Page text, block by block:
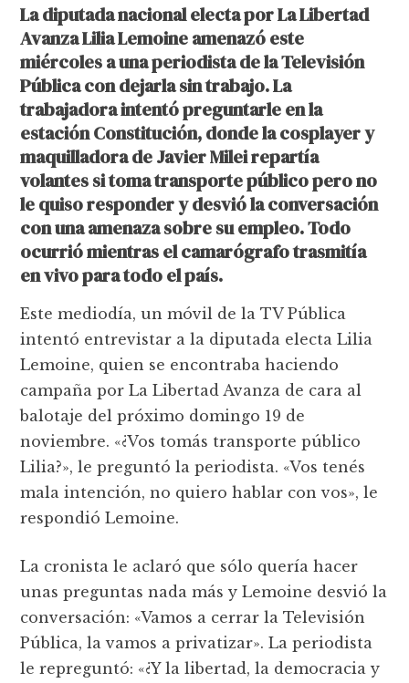
La diputada nacional electa por La Libertad
Avanza Lilia Lemoine amenazó este
miércoles a una periodista de la Televisión
Pública con dejarla sin trabajo. La
trabajadora intentó preguntarle en la
estación Constitución, donde la cosplayer y
maquilladora de Javier Milei repartía
volantes si toma transporte público pero no
le quiso responder y desvió la conversación
con una amenaza sobre su empleo. Todo
ocurrió mientras el camarógrafo trasmitía
en vivo para todo el país.
Este mediodía, un móvil de la TV Pública
intentó entrevistar a la diputada electa Lilia
Lemoine, quien se encontraba haciendo
campaña por La Libertad Avanza de cara al
balotaje del próximo domingo 19 de
noviembre. «¿Vos tomás transporte público
Lilia?», le preguntó la periodista. «Vos tenés
mala intención, no quiero hablar con vos», le
respondió Lemoine.
La cronista le aclaró que sólo quería hacer
unas preguntas nada más y Lemoine desvió la
conversación: «Vamos a cerrar la Televisión
Pública, la vamos a privatizar». La periodista
le repreguntó: «¿Y la libertad, la democracia y